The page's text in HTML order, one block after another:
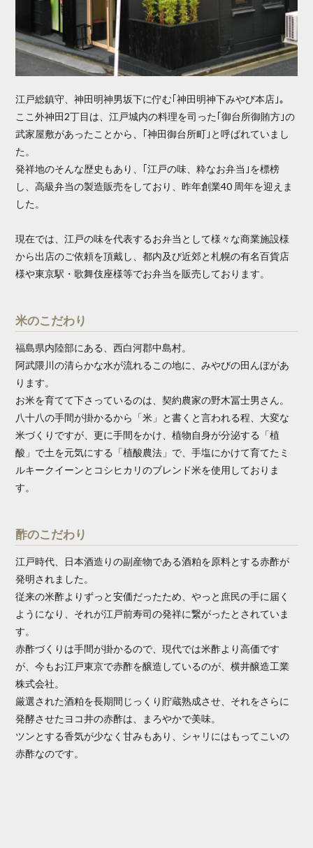
江戸総鎮守、神田明神男坂下に佇む｢神田明神下みやび本店｣。
ここ外神田2丁目は、江戸城内の料理を司った｢御台所御賄方｣の
武家屋敷があったことから、｢神田御台所町｣と呼ばれていまし
た。
発祥地のそんな歴史もあり、｢江戸の味、粋なお弁当｣を標榜
し、高級弁当の製造販売をしており、昨年創業40 周年を迎えま
した。
現在では、江戸の味を代表するお弁当として様々な商業施設様
から出店のご依頼を頂戴し、都内及び近郊と札幌の有名百貨店
様や東京駅・歌舞伎座様等でお弁当を販売しております。
米のこだわり
福島県内陸部にある、西白河郡中島村。
阿武隈川の清らかな水が流れるこの地に、みやびの田んぼがあ
ります。
お米を育てて下さっているのは、契約農家の野木冨士男さん。
八十八の手間が掛かるから「米」と書くと言われる程、大変な
米づくりですが、更に手間をかけ、植物自身が分泌する「植
酸」で土を元気にする「植酸農法」で、手塩にかけて育てたミ
ルキークイーンとコシヒカリのブレンド米を使用しておりま
す。
酢のこだわり
江戸時代、日本酒造りの副産物である酒粕を原料とする赤酢が
発明されました。
従来の米酢よりずっと安価だったため、やっと庶民の手に届く
ようになり、それが江戸前寿司の発祥に繋がったとされていま
す。
赤酢づくりは手間が掛かるので、現代では米酢より高価です
が、今もお江戸東京で赤酢を醸造しているのが、横井醸造工業
株式会社。
厳選された酒粕を⾧期間じっくり貯蔵熟成させ、それをさらに
発酵させたヨコ井の赤酢は、まろやかで美味。
ツンとする香気が少なく甘みもあり、シャリにはもってこいの
赤酢なのです。